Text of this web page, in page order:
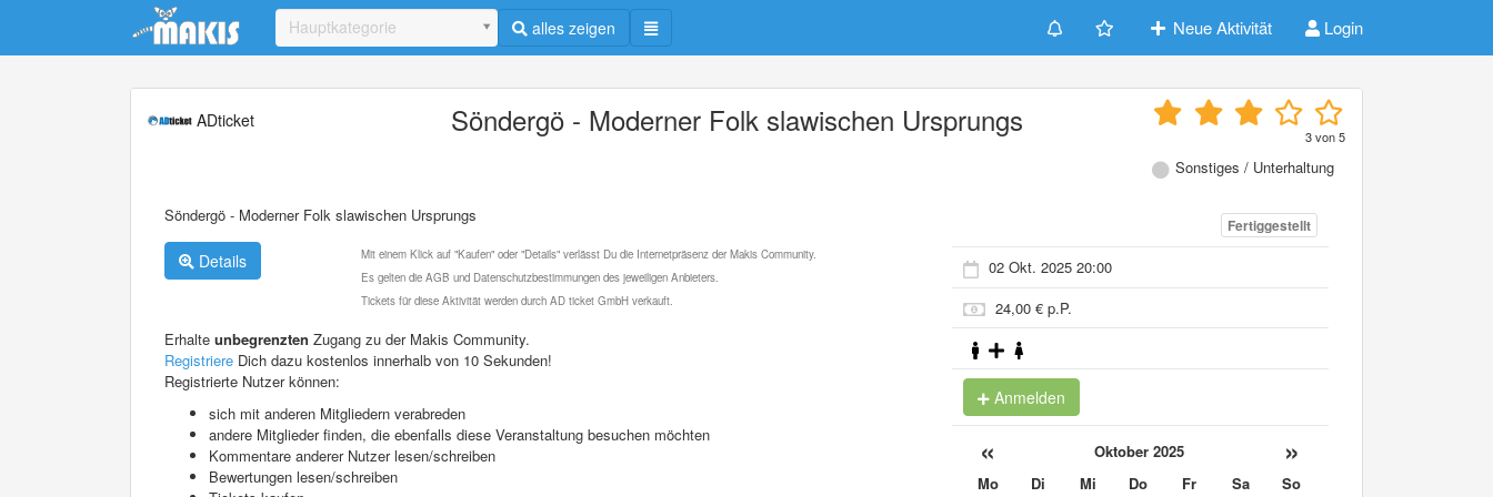
Update cookies preferences
Hauptkategorie alles zeigen Neue Aktivität Login
ADticket Söndergö - Moderner Folk slawischen Ursprungs 3von5
Sonstiges / Unterhaltung
Söndergö - Moderner Folk slawischen Ursprungs
Details
Mit einem Klick auf "Kaufen" oder "Details" verlässt Du die Internetpräsenz der Makis Community.
Es gelten die AGB und Datenschutzbestimmungen des jeweiligen Anbieters.
Tickets für diese Aktivität werden durch AD ticket GmbH verkauft.
Erhalte unbegrenzten Zugang zu der Makis Community.
Registriere Dich dazu kostenlos innerhalb von 10 Sekunden!
Registrierte Nutzer können:
sich mit anderen Mitgliedern verabreden
andere Mitglieder finden, die ebenfalls diese Veranstaltung besuchen möchten
Kommentare anderer Nutzer lesen/schreiben
Bewertungen lesen/schreiben
Fertiggestellt
02 Okt. 2025 20:00
24,00 € p.P.
Anmelden
« Oktober 2025 »
Mo Di Mi Do Fr Sa
So